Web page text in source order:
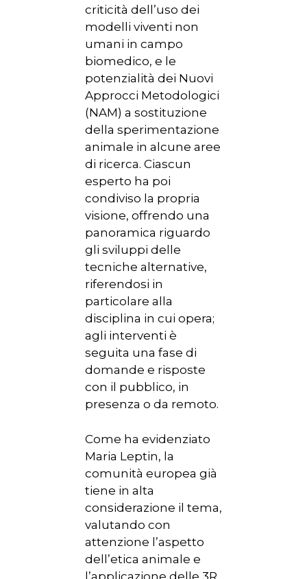
criticità dell’uso dei
modelli viventi non
umani in campo
biomedico, e le
potenzialità dei Nuovi
Approcci Metodologici
(NAM) a sostituzione
della sperimentazione
animale in alcune aree
di ricerca. Ciascun
esperto ha poi
condiviso la propria
visione, offrendo una
panoramica riguardo
gli sviluppi delle
tecniche alternative,
riferendosi in
particolare alla
disciplina in cui opera;
agli interventi è
seguita una fase di
domande e risposte
con il pubblico, in
presenza o da remoto.
Come ha evidenziato
Maria Leptin, la
comunità europea già
tiene in alta
considerazione il tema,
valutando con
attenzione l’aspetto
dell’etica animale e
l’applicazione delle 3R